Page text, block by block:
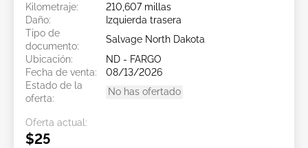
Kilometraje:
210,607 millas
Daño:
Izquierda trasera
Tipo de
documento:
Salvage North Dakota
Ubicación:
ND - FARGO
Fecha de venta:
08/13/2026
Estado de la
oferta:
No has ofertado
Oferta actual:
$25